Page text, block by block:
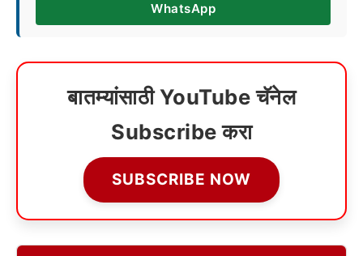
WhatsApp
बातम्यांसाठी YouTube चॅनेल
Subscribe करा
SUBSCRIBE NOW